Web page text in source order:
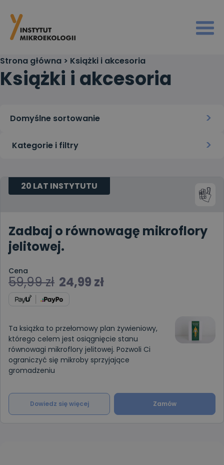
Strona główna > Książki i akcesoria
Książki i akcesoria
Kategorie i filtry
20 LAT INSTYTUTU
Zadbaj o równowagę mikroflory
jelitowej.
Cena
59,99zł 24,99 zł
Ta książka to przełomowy plan żywieniowy,
którego celem jest osiągnięcie stanu
równowagi mikroflory jelitowej. Pozwoli Ci
ograniczyć się mikroby sprzyjające
gromadzeniu
Dowiedz się więcej Zamów